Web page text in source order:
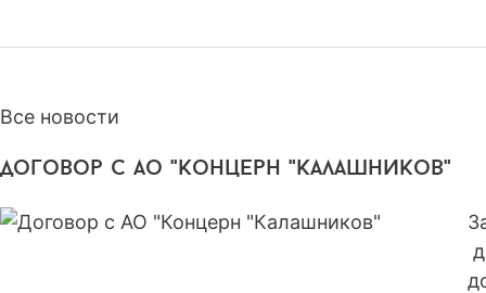
Все новости
договор с ао "концерн "калашников"